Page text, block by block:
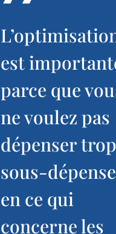
est
parce que
ne voulez pas
dépenser
sous-
en ce qui
concerne les